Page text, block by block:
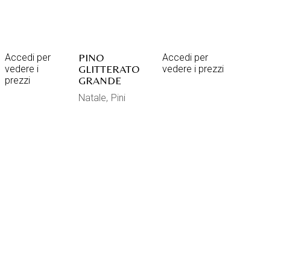
Accedi per
vedere i
prezzi
PINO
GLITTERATO
GRANDE
Accedi per
vedere i prezzi
Natale Pini